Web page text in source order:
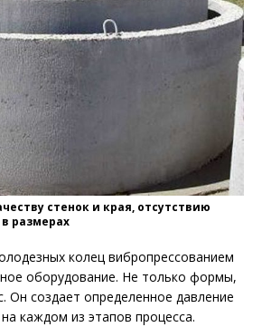
стенок и края, отсутствию
размерах
колец вибропрессованием
оборудование. Не только формы,
Он создает определенное давление
каждом из этапов процесса.